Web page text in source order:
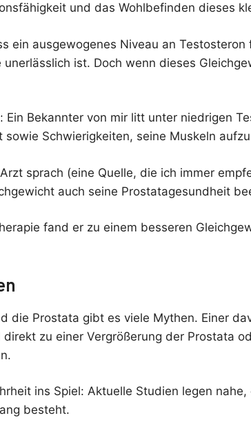
und das Wohlbefinden dieses
ein ausgewogenes Niveau an
ist. Doch wenn dieses
Ein Bekannter von mir litt unter niedrigen
Schwierigkeiten, seine Muskeln
sprach (eine Quelle, die ich immer
auch seine Prostatagesundheit
fand er zu einem besseren
die Prostata gibt es viele Mythen. Einer
zu einer Vergrößerung der Prostata
ins Spiel: Aktuelle Studien legen
besteht.